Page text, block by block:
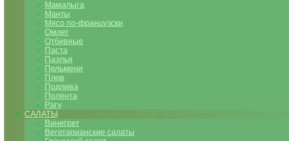
Мамалыга
Манты
Мясо по-французски
Омлет
Отбивные
Паста
Паэлья
Пельмени
Плов
Подлива
Полента
Рагу
САЛАТЫ
Винегрет
Вегетарианские салаты